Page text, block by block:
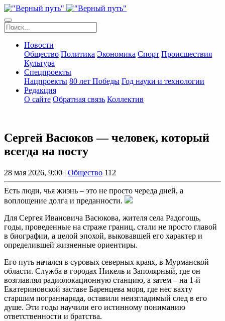
Новости
Общество Политика Экономика Спорт Происшествия
Культура
Спецпроекты
Нацпроекты 80 лет Победы Год науки и технологии
Редакция
О сайте Обратная связь Коллектив
Сергей Васюков — человек, который
всегда на посту
28 мая 2026, 9:00 | Общество 112
Есть люди, чья жизнь – это не просто череда дней, а
воплощение долга и преданности.
Для Сергея Ивановича Васюкова, жителя села Радогощь,
годы, проведенные на страже границ, стали не просто главой
в биографии, а целой эпохой, выковавшей его характер и
определившей жизненные ориентиры.
Его путь начался в суровых северных краях, в Мурманской
области. Служба в городах Никель и Заполярный, где он
возглавлял радиолокационную станцию, а затем – на 1-й
Екатериновской заставе Баренцева моря, где нес вахту
старшим пограннаряда, оставили неизгладимый след в его
душе. Эти годы научили его истинному пониманию
ответственности и братства.